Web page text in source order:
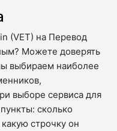
(VET) на Перевод
Можете доверять
выбираем наиболее
выборе сервиса для
сколько
строчку он